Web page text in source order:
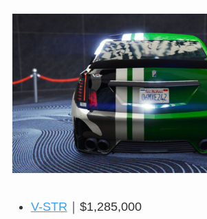
V-STR ｜$1,285,000